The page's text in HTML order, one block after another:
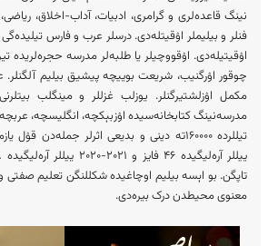
نینگ قاعده‌لری و گرامری، ادبیات، آداب-اخلاق،
فنلر و بیلیملر اۉقیتله‌دی. درسلر عرب و فارس تیلیده‌گی
اۉقیتیله‌دی. اۉقووچیلر یا طلبه‌لر مدرسه حجره‌لریده
چوقور اۉرگنیب، شریعت بوییچه پیشیق بیلیم آلگنلر.
مکمل اۉزلشتیرگنلر. یوزلب غزللر و مینگلب
مدرسه‌نینگ کتابخانه‌سیده اۉزبېکچه، انگلیسچه،
تاپگن. بو اېسه بیلیم اوچاغیده شکللنگن تعلیم
معنوی محیطدن درک بیره‌دی.